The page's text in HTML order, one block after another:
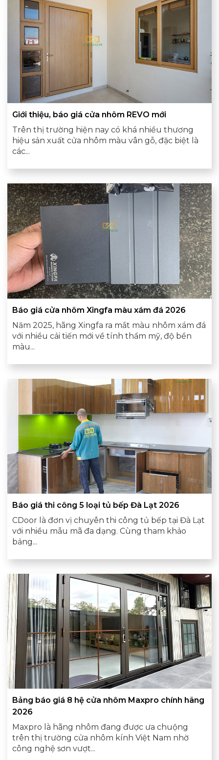
Giới thiệu, báo giá cửa nhôm REVO mới
Trên thị trường hiện nay có khá nhiều thương
hiệu sản xuất cửa nhôm màu vân gỗ, đặc biệt là
các...
Báo giá cửa nhôm Xingfa màu xám đá 2026
Năm 2025, hãng Xingfa ra mắt màu nhôm xám đá
với nhiều cải tiến mới về tính thẩm mỹ, độ bền
màu...
Báo giá thi công 5 loại tủ bếp Đà Lạt 2026
CDoor là đơn vị chuyên thi công tủ bếp tại Đà Lạt
với nhiều mẫu mã đa dạng. Cùng tham khảo
bảng...
Bảng báo giá 8 hệ cửa nhôm Maxpro chính hãng
2026
Maxpro là hãng nhôm đang được ưa chuộng
trên thị trường cửa nhôm kính Việt Nam nhờ
công nghệ sơn vượt...